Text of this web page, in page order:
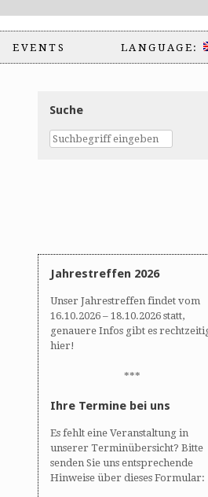
EVENTS LANGUAGE:
Suche
Jahrestreffen 2026
Unser Jahrestreffen findet vom
16.10.2026 – 18.10.2026 statt,
genauere Infos gibt es
hier!
***
Ihre Termine bei uns
Es fehlt eine Veranstaltung in
unserer Terminübersicht? Bitte
senden Sie uns entsprechende
Hinweise über dieses Formular: